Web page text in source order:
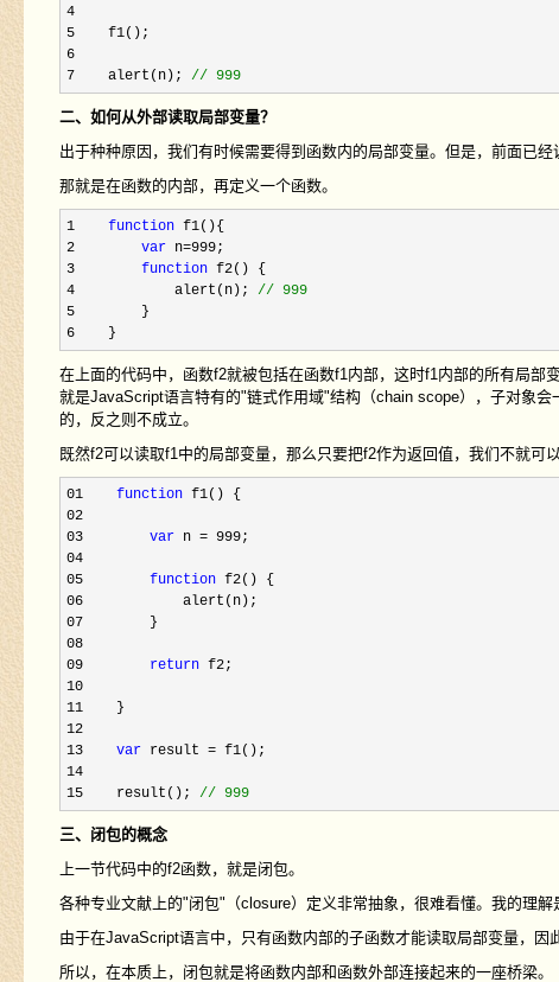
4
5
6
7    alert(n); // 999
二、如何从外部读取局部变量？
出于种种原因，我们有时候需要得到函数内的局部变量。但是，前面已
那就是在函数的内部，再定义一个函数。
1 function
2 var n=999
3 function
4            alert(n); // 999
5
6    }
在上面的代码中，函数f2就被包括在函数f1内部，这时f1内部的所有局
就是JavaScript语言特有的"链式作用域"结构（chain scope），子对象
的，反之则不成立。
既然f2可以读取f1中的局部变量，那么只要把f2作为返回值，我们不就可
01 function
02
03 var n = 999
04
05 function
06
07
08
09 return
10
11
12
13 var result =
14
15    result(); // 999
三、闭包的概念
上一节代码中的f2函数，就是闭包。
各种专业文献上的"闭包"（closure）定义非常抽象，很难看懂。我的理解
由于在JavaScript语言中，只有函数内部的子函数才能读取局部变量，因
所以，在本质上，闭包就是将函数内部和函数外部连接起来的一座桥梁。